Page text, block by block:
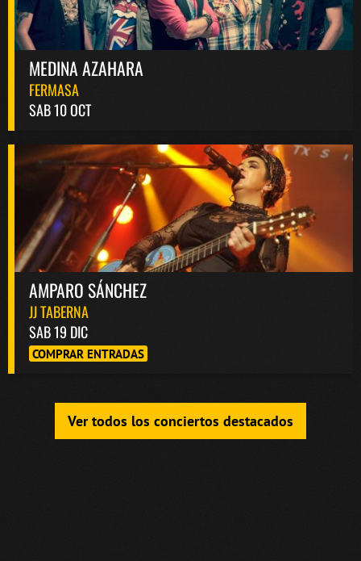
MEDINA AZAHARA
FERMASA
SAB 10 OCT
AMPARO SÁNCHEZ
JJ TABERNA
SAB 19 DIC
COMPRAR ENTRADAS
Ver todos los conciertos destacados